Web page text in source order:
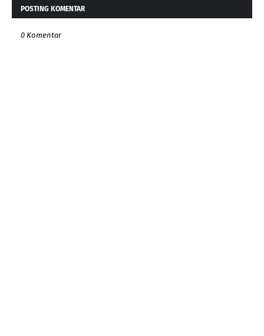
POSTING KOMENTAR
0 Komentar